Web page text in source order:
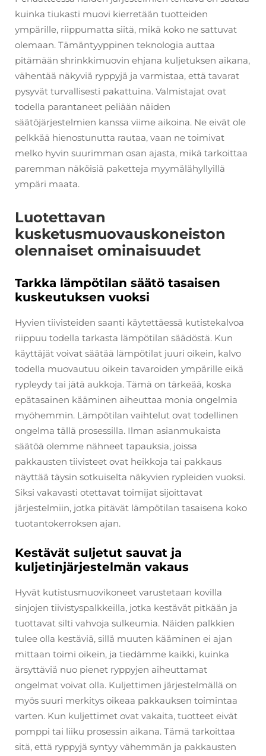
kuinka tiukasti muovi kierretään tuotteiden
ympärille, riippumatta siitä, mikä koko ne sattuvat
olemaan. Tämäntyyppinen teknologia auttaa
pitämään shrinkkimuovin ehjana kuljetuksen aikana,
vähentää näkyviä ryppyjä ja varmistaa, että tavarat
pysyvät turvallisesti pakattuina. Valmistajat ovat
todella parantaneet peliään näiden
säätöjärjestelmien kanssa viime aikoina. Ne eivät ole
pelkkää hienostunutta rautaa, vaan ne toimivat
melko hyvin suurimman osan ajasta, mikä tarkoittaa
paremman näköisiä paketteja myymälähyllyillä
ympäri maata.
Luotettavan
kusketusmuovauskoneiston
olennaiset ominaisuudet
Tarkka lämpötilan säätö tasaisen
kuskeutuksen vuoksi
Hyvien tiivisteiden saanti käytettäessä kutistekalvoa
riippuu todella tarkasta lämpötilan säädöstä. Kun
käyttäjät voivat säätää lämpötilat juuri oikein, kalvo
todella muovautuu oikein tavaroiden ympärille eikä
rypleydy tai jätä aukkoja. Tämä on tärkeää, koska
epätasainen kääminen aiheuttaa monia ongelmia
myöhemmin. Lämpötilan vaihtelut ovat todellinen
ongelma tällä prosessilla. Ilman asianmukaista
säätöä olemme nähneet tapauksia, joissa
pakkausten tiivisteet ovat heikkoja tai pakkaus
näyttää täysin sotkuiselta näkyvien rypleiden vuoksi.
Siksi vakavasti otettavat toimijat sijoittavat
järjestelmiin, jotka pitävät lämpötilan tasaisena koko
tuotantokerroksen ajan.
Kestävät suljetut sauvat ja
kuljetinjärjestelmän vakaus
Hyvät kutistusmuovikoneet varustetaan kovilla
sinjojen tiivistyspalkkeilla, jotka kestävät pitkään ja
tuottavat silti vahvoja sulkeumia. Näiden palkkien
tulee olla kestäviä, sillä muuten kääminen ei ajan
mittaan toimi oikein, ja tiedämme kaikki, kuinka
ärsyttäviä nuo pienet ryppyjen aiheuttamat
ongelmat voivat olla. Kuljettimen järjestelmällä on
myös suuri merkitys oikeaa pakkauksen toimintaa
varten. Kun kuljettimet ovat vakaita, tuotteet eivät
pomppi tai liiku prosessin aikana. Tämä tarkoittaa
sitä, että ryppyjä syntyy vähemmän ja pakkausten